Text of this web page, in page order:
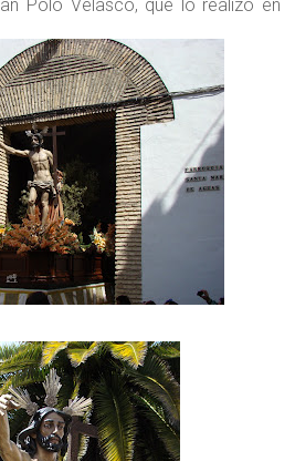
Polo Velasco, que lo realizó en